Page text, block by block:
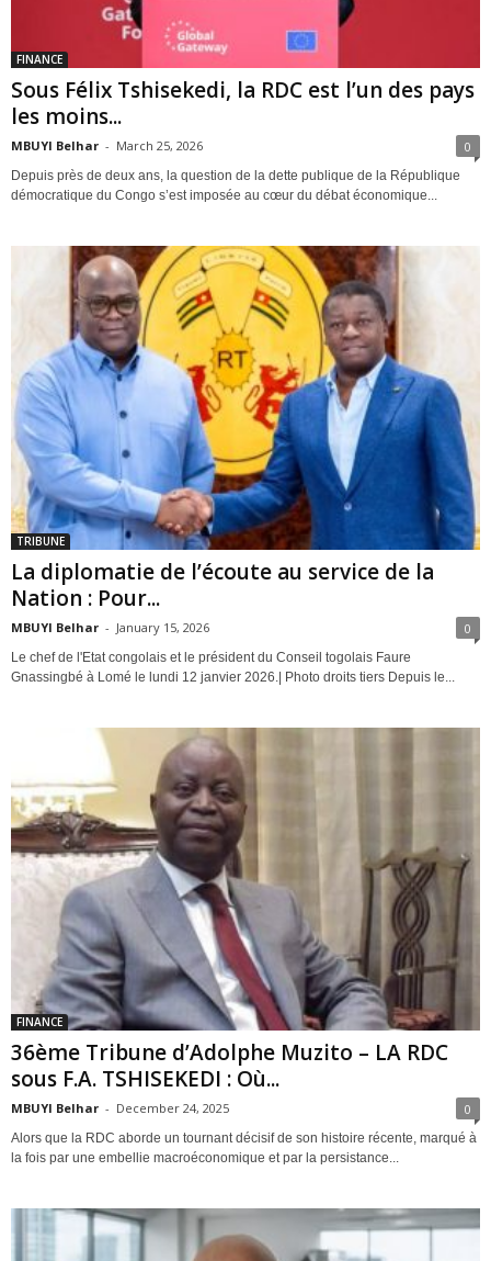
FINANCE
Sous Félix Tshisekedi, la RDC est l’un des pays
les moins...
MBUYI Belhar - March 25, 2026 0
Depuis près de deux ans, la question de la dette publique de la République
démocratique du Congo s’est imposée au cœur du débat économique...
TRIBUNE
La diplomatie de l’écoute au service de la
Nation : Pour...
MBUYI Belhar - January 15, 2026 0
Le chef de l'Etat congolais et le président du Conseil togolais Faure
Gnassingbé à Lomé le lundi 12 janvier 2026.|­­­­ Photo droits tiers Depuis le...
FINANCE
36ème Tribune d’Adolphe Muzito – LA RDC
sous F.A. TSHISEKEDI : Où...
MBUYI Belhar - December 24, 2025 0
Alors que la RDC aborde un tournant décisif de son histoire récente, marqué à
la fois par une embellie macroéconomique et par la persistance...